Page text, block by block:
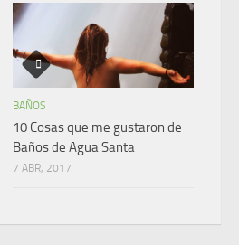
BAÑOS
10 Cosas que me gustaron de
Baños de Agua Santa
7 ABR, 2017